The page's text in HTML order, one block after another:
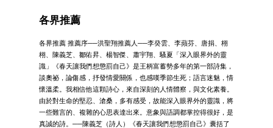
各界推薦
各界推薦 推薦序──洪聖翔推薦人──李癸雲、李蘋芬、唐捐、栩
栩、陳義芝、鄒佑昇、楊智傑、蕭宇翔、騷夏「深入眼界外的靈
識」《春天讓我們想懲罰自己》是王柄富蓄勢多年的第一部詩集，
談奧祕，論傷感，抒發情愛關係，也感嘆季節生死；語言迷魅，情
懷溫柔。我相信他這顆詩心，來自深刻的人情體察，與文化素養。
由於對生命的堅忍、滄桑，多有感受，故能深入眼界外的靈識，將
一些難言的、複雜的心思表達出來。意象與語調都掌控得很好，是
真誠的詩。──陳義芝（詩人）《春天讓我們想懲罰自己》囊括了